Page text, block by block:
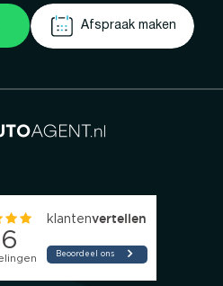
Afspraak maken